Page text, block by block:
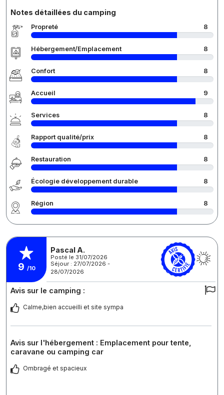
Notes détaillées du camping
Propreté 8
Hébergement/Emplacement 8
Confort 8
Accueil 9
Services 8
Rapport qualité/prix 8
Restauration 8
Écologie développement durable 8
Région 8
9 /10
Pascal A.
Posté le 31/07/2026
Séjour : 27/07/2026 -
28/07/2026
Avis sur le camping :
Calme,bien accueilli et site sympa
Avis sur l'hébergement : Emplacement pour tente,
caravane ou camping car
Ombragé et spacieux